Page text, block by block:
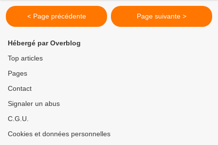
< Page précédente Page suivante >
Hébergé par Overblog
Top articles
Pages
Contact
Signaler un abus
C.G.U.
Cookies et données personnelles